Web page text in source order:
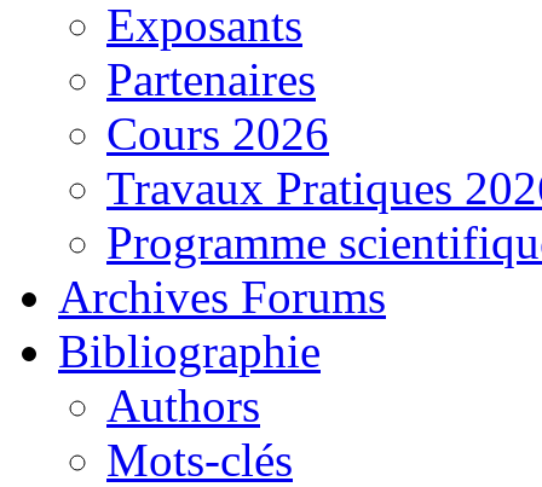
Exposants
Partenaires
Cours 2026
Travaux Pratiques
Programme
Archives Forums
Bibliographie
Authors
Mots-clés